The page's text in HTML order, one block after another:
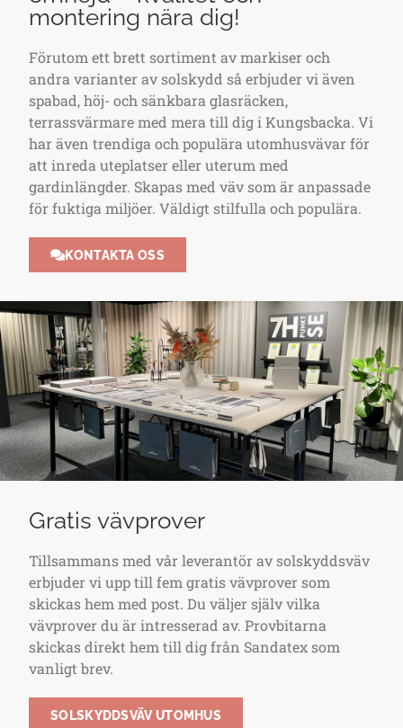
montering nära dig!
Förutom ett brett sortiment av markiser och
andra varianter av solskydd så erbjuder vi även
spabad, höj- och sänkbara glasräcken,
terrassvärmare med mera till dig i Kungsbacka. Vi
har även trendiga och populära utomhusvävar för
att inreda uteplatser eller uterum med
gardinlängder. Skapas med väv som är anpassade
för fuktiga miljöer. Väldigt stilfulla och populära.
KONTAKTA OSS
Gratis vävprover
Tillsammans med vår leverantör av solskyddsväv
erbjuder vi upp till fem gratis vävprover som
skickas hem med post. Du väljer själv vilka
vävprover du är intresserad av. Provbitarna
skickas direkt hem till dig från Sandatex som
vanligt brev.
SOLSKYDDSVÄV UTOMHUS